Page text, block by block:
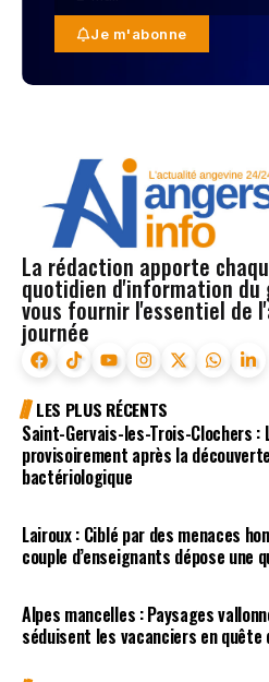
Je m'abonne
La rédaction apporte
quotidien d'information du
vous fournir l'essentiel de
journée
LES PLUS RÉCENTS
Saint-Gervais-les-Trois-Clochers :
provisoirement après la
bactériologique
Lairoux : Ciblé par des menaces
couple d’enseignants dépose une
Alpes mancelles : Paysages
séduisent les vacanciers en